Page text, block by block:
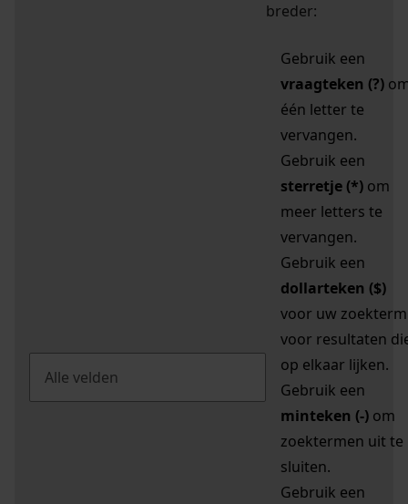
breder:
Gebruik een
vraagteken (?)
één letter te
vervangen.
Gebruik een
sterretje (*) om
meer letters te
vervangen.
Gebruik een
dollarteken ($)
voor uw zoekterm
voor resultaten
op elkaar lijken.
Gebruik een
minteken (-) om
zoektermen uit te
sluiten.
Gebruik een